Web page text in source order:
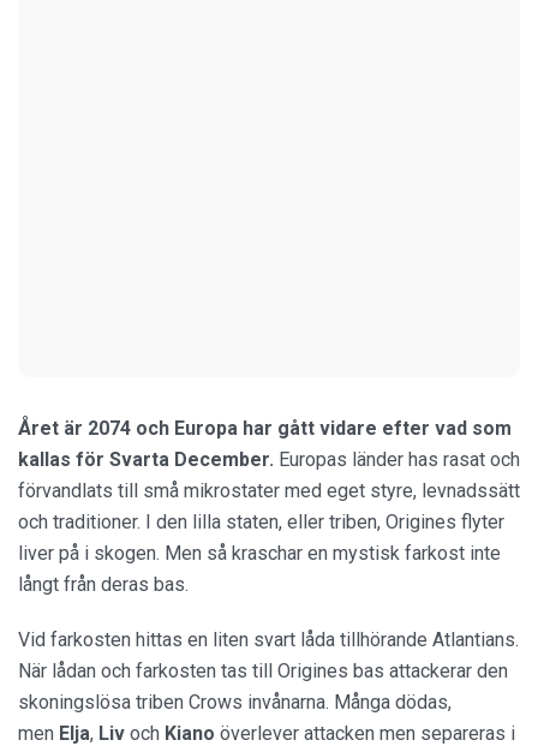
Året är 2074 och Europa har gått vidare efter vad som
kallas för Svarta December. Europas länder has rasat och
förvandlats till små mikrostater med eget styre, levnadssätt
och traditioner. I den lilla staten, eller triben, Origines flyter
liver på i skogen. Men så kraschar en mystisk farkost inte
långt från deras bas.
Vid farkosten hittas en liten svart låda tillhörande Atlantians.
När lådan och farkosten tas till Origines bas attackerar den
skoningslösa triben Crows invånarna. Många dödas,
men Elja, Liv och Kiano överlever attacken men separeras i